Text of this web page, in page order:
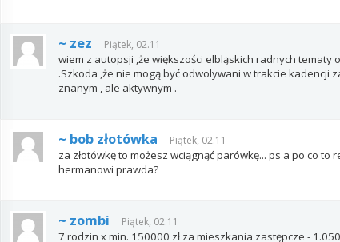
~ zez Piątek, 02.11
wiem z autopsji ,że większości elbląskich radnych
.Szkoda ,że nie mogą być odwolywani w trakcie kadencji
znanym , ale aktywnym .
~ bob złotówka Piątek, 02.11
za złotówkę to możesz wciągnąć parówkę... ps a po co
hermanowi prawda?
~ zombi Piątek, 02.11
7 rodzin x min. 150000 zł za mieszkania zastępcze -